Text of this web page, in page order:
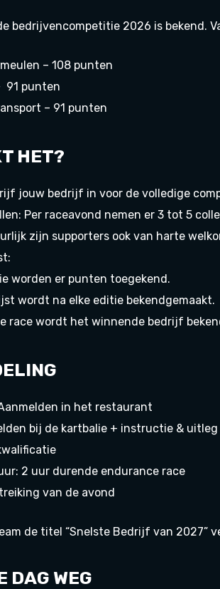
bedrijvencompetitie 2026 is bekend.
– 108 punten
91 punten
– 91 punten
HET?
jouw bedrijf in voor de volledige
Per raceavond nemen er 3 tot 5
zijn supporters ook van harte
worden er punten toegekend.
wordt na elke editie bekendgemaakt.
race wordt het winnende bedrijf
in het restaurant
bij de kartbalie + instructie & uitleg
2 uur durende endurance race
van de avond
de titel “Snelste Bedrijf van 2027”
DAG WEG